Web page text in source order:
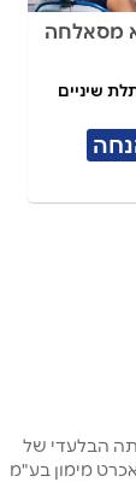
מסאלחה
שיניים
הבלעדי של
מימון בע"מ